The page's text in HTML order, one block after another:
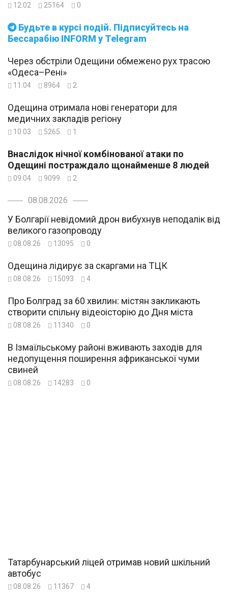
Будьте в курсі подій. Підписуйтесь на
Бессарабію INFORM у Telegram
12:02 25164 0
Через обстріли Одещини обмежено рух трасою
«Одеса–Рені»
11:04 8964 2
Одещина отримала нові генератори для
медичних закладів регіону
10:03 5265 1
Внаслідок нічної комбінованої атаки по
Одещині постраждало щонайменше 8 людей
09:04 9099 2
08.08.2026
У Болгарії невідомий дрон вибухнув неподалік від
великого газопроводу
08.08.26 13095 0
Одещина лідирує за скаргами на ТЦК
08.08.26 15093 4
Про Болград за 60 хвилин: містян закликають
створити спільну відеоісторію до Дня міста
08.08.26 11340 0
В Ізмаїльському районі вживають заходів для
недопущення поширення африканської чуми
свиней
08.08.26 14283 0
Татарбунарський ліцей отримав новий шкільний
автобус
08.08.26 11367 4